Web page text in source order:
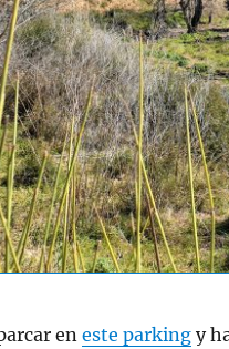
eneste parking y